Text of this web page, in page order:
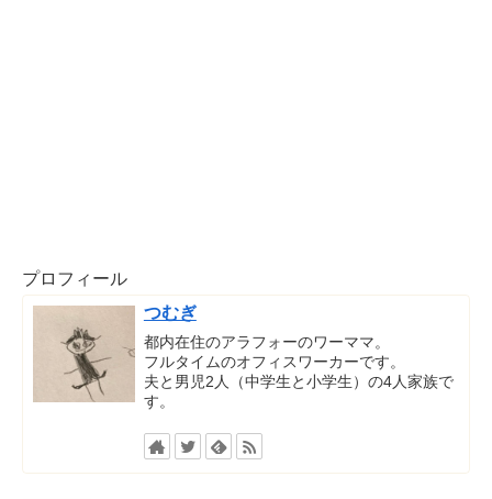
プロフィール
つむぎ
都内在住のアラフォーのワーママ。
フルタイムのオフィスワーカーです。
夫と男児2人（中学生と小学生）の4人家族で
す。